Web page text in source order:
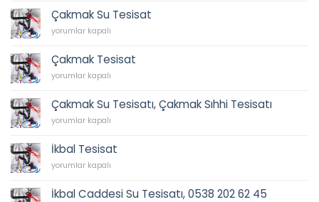
Tesisat
için
Çakmak Su Tesisat
Çakmak
Tesisat
için
yorumlar kapalı
Çakmak Tesisat
Çakmak
yorumlar kapalı
Çakmak Su Tesisatı, Çakmak Sıhhi Tesisatı
Çakmak
Tesisatı,
Çakmak
Sıhhi
için
yorumlar kapalı
İkbal Tesisat
İkbal
için
yorumlar kapalı
İkbal Caddesi Su Tesisatı, 0538 202 62 45